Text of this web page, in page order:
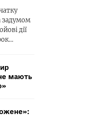
задумом
дії
мають